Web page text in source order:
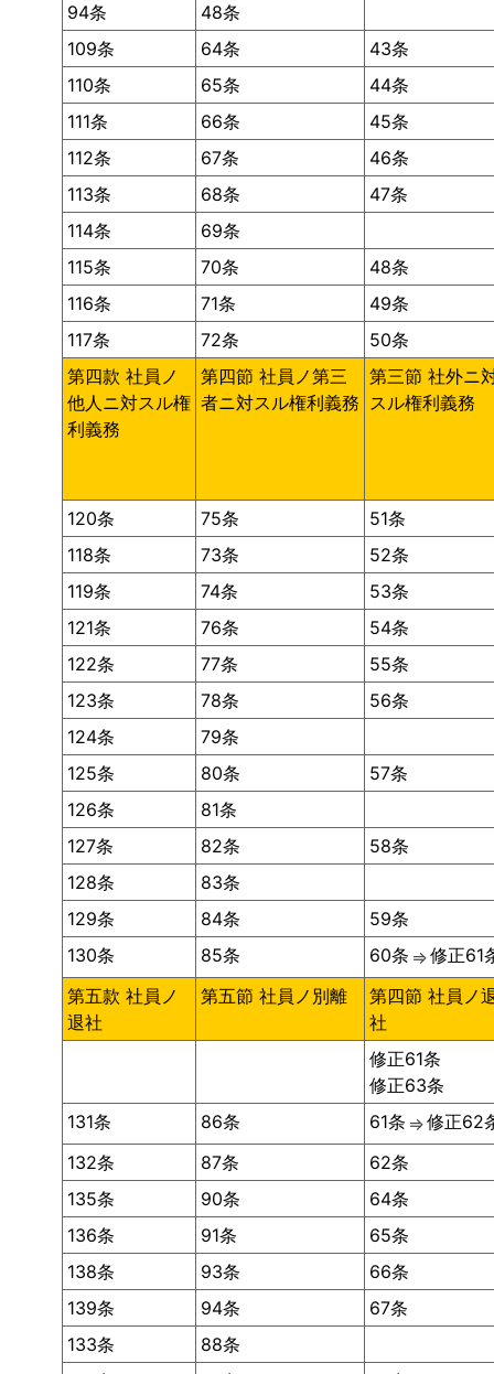
94条
48条
109条
64条
43条
110条
65条
44条
111条
66条
45条
112条
67条
46条
113条
68条
47条
114条
69条
115条
70条
48条
116条
71条
49条
117条
72条
50条
第四款 社員ノ
他人ニ対スル権
利義務
第四節 社員ノ第三
者ニ対スル権利義務
第三節 社外ニ
スル権利義務
120条 75条
51条
118条
73条
52条
119条
74条
53条
121条
76条
54条
122条
77条
55条
123条
78条
56条
124条
79条
125条
80条
57条
126条
81条
127条
82条
58条
128条
83条
129条
84条
59条
130条
85条 60条 ⇒修正61
第五款 社員ノ
退社
第五節 社員ノ別離
第四節 社員ノ
社
修正61条
修正63条
131条
86条 61条 ⇒修正62
132条
87条
62条
135条
90条
64条
136条
91条
65条
138条
93条
66条
139条
94条
67条
133条
88条